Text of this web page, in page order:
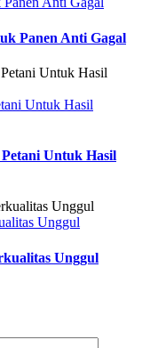
Panen Anti Gagal
Untuk Hasil
Untuk Hasil
Unggul
Unggul